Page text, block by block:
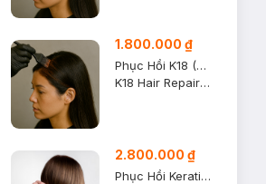
1.800.000 ₫
Phục Hồi K18 (Size L)
K18 Hair Repair Treatment (Size L)
2.800.000 ₫
Phục Hồi Keratin (Size M)